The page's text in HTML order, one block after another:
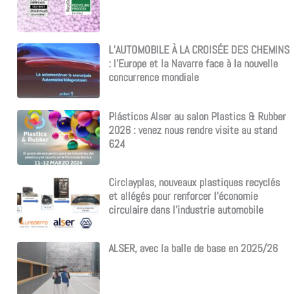
L’AUTOMOBILE À LA CROISÉE DES CHEMINS
: l’Europe et la Navarre face à la nouvelle
concurrence mondiale
Plásticos Alser au salon Plastics & Rubber
2026 : venez nous rendre visite au stand
624
Circlayplas, nouveaux plastiques recyclés
et allégés pour renforcer l’économie
circulaire dans l’industrie automobile
ALSER, avec la balle de base en 2025/26